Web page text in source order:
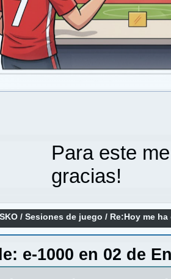
Para este
gracias!
/Sesiones de juego / Re:Hoy me
e-1000 en 02 de